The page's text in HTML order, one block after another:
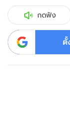
กดฟัง
ตั้